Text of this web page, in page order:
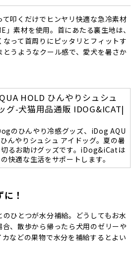
叩くだけでヒンヤリ快適な急冷素材
」素材を使用。首にあたる裏生地は、
って首周りにピッタリとフィットす
うようなクール感で、愛犬を暑さか
HOLD ひんやりシュシュ
グ-犬猫用品通販 IDOG&ICAT|
のひんやり冷感グッズ、iDog AQU
んやりシュシュ アイドッグ。夏の暑
切るお助けグッズです。iDog&iCatは
快適な生活をサポートします。
！
ひとつが水分補給。どうしてもお水
、散歩から帰ったら犬用のゼリーや
などの果物で水分を補給するとよい